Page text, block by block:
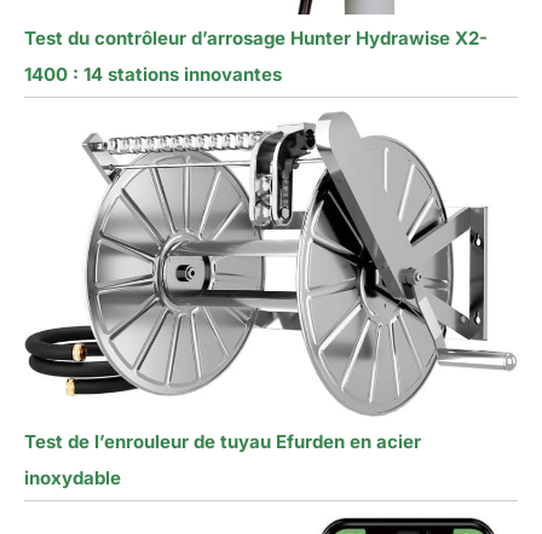
Test du contrôleur d’arrosage Hunter Hydrawise X2-
1400 : 14 stations innovantes
Test de l’enrouleur de tuyau Efurden en acier
inoxydable